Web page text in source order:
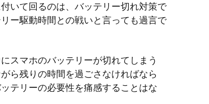
いて回るのは、バッテリー切れ対策で
ー駆動時間との戦いと言っても過言で
スマホのバッテリーが切れてしまう
ら残りの時間を過ごさなければなら
テリーの必要性を痛感することはな